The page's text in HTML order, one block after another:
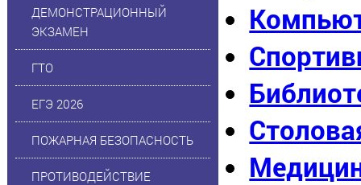
ДЕМОНСТРАЦИОННЫЙ
ЭКЗАМЕН
ГТО
ЕГЭ 2026
ПОЖАРНАЯ БЕЗОПАСНОСТЬ
ПРОТИВОДЕЙСТВИЕ